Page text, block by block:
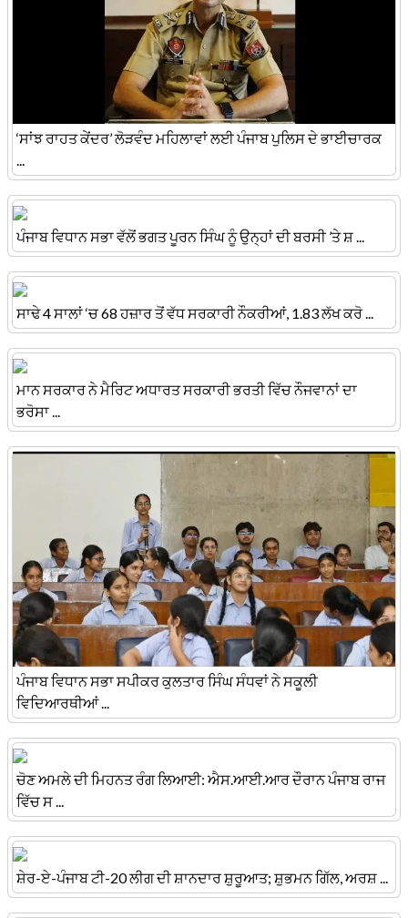
‘ਸਾਂਝ ਰਾਹਤ ਕੇਂਦਰ’ ਲੋੜਵੰਦ ਮਹਿਲਾਵਾਂ ਲਈ ਪੰਜਾਬ ਪੁਲਿਸ ਦੇ ਭਾਈਚਾਰਕ
...
ਪੰਜਾਬ ਵਿਧਾਨ ਸਭਾ ਵੱਲੋਂ ਭਗਤ ਪੂਰਨ ਸਿੰਘ ਨੂੰ ਉਨ੍ਹਾਂ ਦੀ ਬਰਸੀ ’ਤੇ ਸ਼ ...
ਸਾਢੇ 4 ਸਾਲਾਂ ‘ਚ 68 ਹਜ਼ਾਰ ਤੋਂ ਵੱਧ ਸਰਕਾਰੀ ਨੌਕਰੀਆਂ, 1.83 ਲੱਖ ਕਰੋ ...
ਮਾਨ ਸਰਕਾਰ ਨੇ ਮੈਰਿਟ ਅਧਾਰਤ ਸਰਕਾਰੀ ਭਰਤੀ ਵਿੱਚ ਨੌਜਵਾਨਾਂ ਦਾ
ਭਰੋਸਾ ...
ਪੰਜਾਬ ਵਿਧਾਨ ਸਭਾ ਸਪੀਕਰ ਕੁਲਤਾਰ ਸਿੰਘ ਸੰਧਵਾਂ ਨੇ ਸਕੂਲੀ
ਵਿਦਿਆਰਥੀਆਂ ...
ਚੋਣ ਅਮਲੇ ਦੀ ਮਿਹਨਤ ਰੰਗ ਲਿਆਈ: ਐਸ.ਆਈ.ਆਰ ਦੌਰਾਨ ਪੰਜਾਬ ਰਾਜ
ਵਿੱਚ ਸ ...
ਸ਼ੇਰ-ਏ-ਪੰਜਾਬ ਟੀ-20 ਲੀਗ ਦੀ ਸ਼ਾਨਦਾਰ ਸ਼ੁਰੂਆਤ; ਸ਼ੁਭਮਨ ਗਿੱਲ, ਅਰਸ਼ ...